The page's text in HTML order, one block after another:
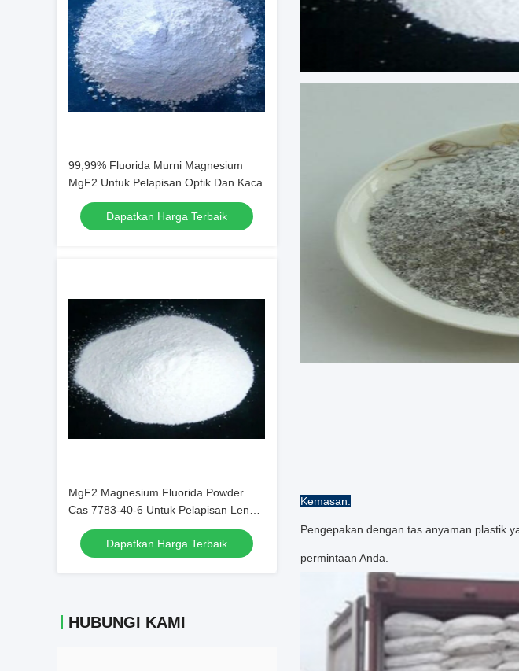
99,99% Fluorida Murni Magnesium
MgF2 Untuk Pelapisan Optik Dan Kaca
Dapatkan Harga Terbaik
MgF2 Magnesium Fluorida Powder
Cas 7783-40-6 Untuk Pelapisan Lensa
Optik
Dapatkan Harga Terbaik
HUBUNGI KAMI
Kemasan:
Pengepakan dengan tas anyaman plastik
permintaan Anda.